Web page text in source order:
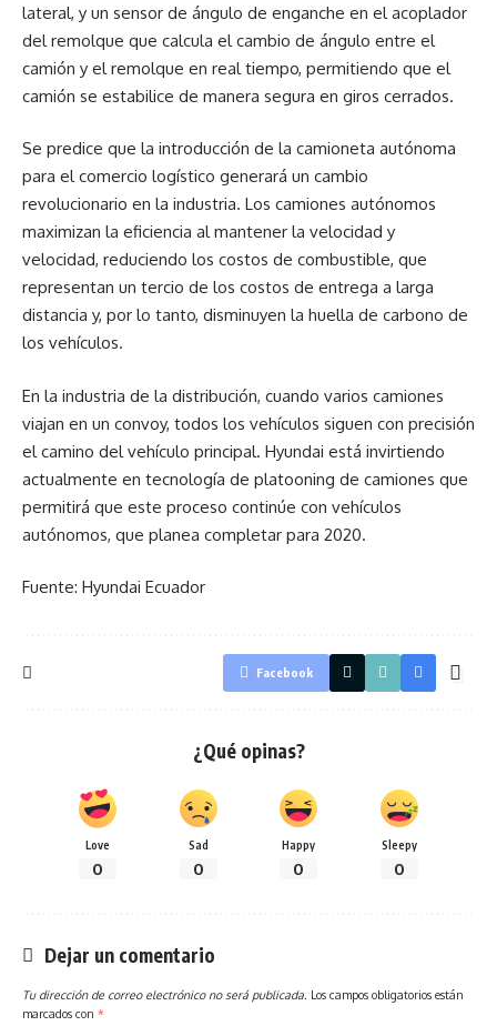
lateral, y un sensor de ángulo de enganche en el acoplador
del remolque que calcula el cambio de ángulo entre el
camión y el remolque en real tiempo, permitiendo que el
camión se estabilice de manera segura en giros cerrados.
Se predice que la introducción de la camioneta autónoma
para el comercio logístico generará un cambio
revolucionario en la industria. Los camiones autónomos
maximizan la eficiencia al mantener la velocidad y
velocidad, reduciendo los costos de combustible, que
representan un tercio de los costos de entrega a larga
distancia y, por lo tanto, disminuyen la huella de carbono de
los vehículos.
En la industria de la distribución, cuando varios camiones
viajan en un convoy, todos los vehículos siguen con precisión
el camino del vehículo principal. Hyundai está invirtiendo
actualmente en tecnología de platooning de camiones que
permitirá que este proceso continúe con vehículos
autónomos, que planea completar para 2020.
Fuente: Hyundai Ecuador
Facebook
¿Qué opinas?
Love
0
Sad
0
Happy
0
Sleepy
0
Dejar un comentario
Tu dirección de correo electrónico no será publicada. Los campos obligatorios están
marcados con *